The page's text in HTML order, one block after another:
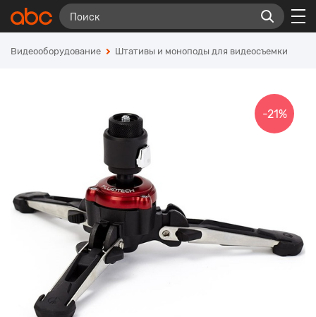
Видеооборудование Штативы и моноподы для видеосъемки
-21%